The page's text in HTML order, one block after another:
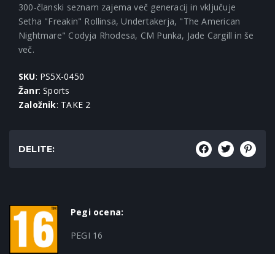
300-članski seznam zajema več generacij in vključuje
Setha "Freakin" Rollinsa, Undertakerja, "The American
Nightmare" Codyja Rhodesa, CM Punka, Jade Cargill in še
več.
SKU: PS5X-0450
Žanr: Sports
Založnik: TAKE 2
DELITE:
Pegi ocena:
PEGI 16